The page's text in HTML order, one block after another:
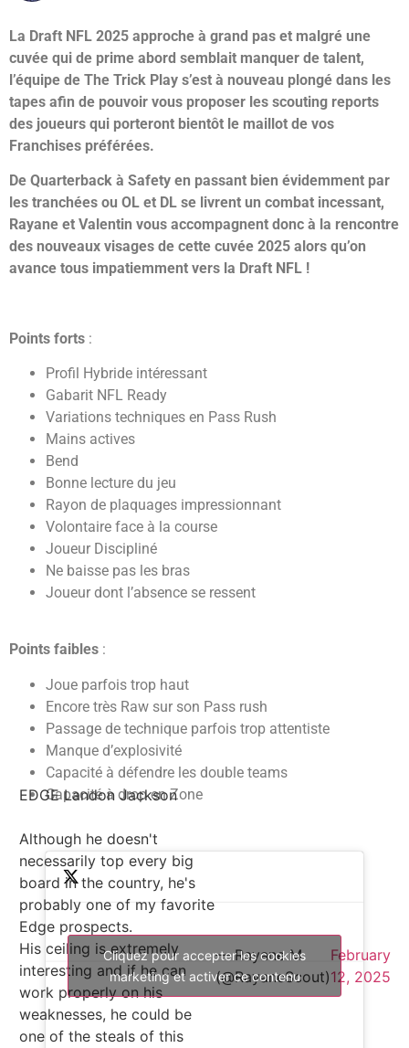
La Draft NFL 2025 approche à grand pas et malgré une
cuvée qui de prime abord semblait manquer de talent,
l’équipe de The Trick Play s’est à nouveau plongé dans les
tapes afin de pouvoir vous proposer les scouting reports
des joueurs qui porteront bientôt le maillot de vos
Franchises préférées.
De Quarterback à Safety en passant bien évidemment par
les tranchées ou OL et DL se livrent un combat incessant,
Rayane et Valentin vous accompagnent donc à la rencontre
des nouveaux visages de cette cuvée 2025 alors qu’on
avance tous impatiemment vers la Draft NFL !
Points forts :
Profil Hybride intéressant
Gabarit NFL Ready
Variations techniques en Pass Rush
Mains actives
Bend
Bonne lecture du jeu
Rayon de plaquages impressionnant
Volontaire face à la course
Joueur Discipliné
Ne baisse pas les bras
Joueur dont l’absence se ressent
Points faibles :
Joue parfois trop haut
Encore très Raw sur son Pass rush
Passage de technique parfois trop attentiste
Manque d’explosivité
Capacité à défendre les double teams
Capacité à drop en Zone
EDGE Landon Jackson
Although he doesn't
necessarily top every big
board in the country, he's
probably one of my favorite
Edge prospects.
His ceiling is extremely
interesting and if he can
work properly on his
weaknesses, he could be
one of the steals of this
— Rayane M
(@RayaneScout)
February
12, 2025
Cliquez pour accepter les cookies
marketing et activer ce contenu